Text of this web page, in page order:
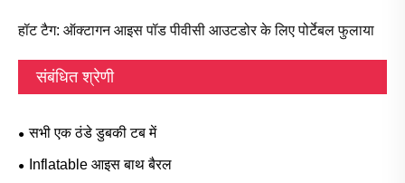
हॉट टैग: ऑक्टागन आइस पॉड पीवीसी आउटडोर के लिए पोर्टेबल फुलाया
संबंधित श्रेणी
सभी एक ठंडे डुबकी टब में
Inflatable आइस बाथ बैरल